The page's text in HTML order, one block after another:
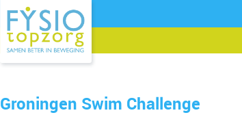
Groningen Swim Challenge